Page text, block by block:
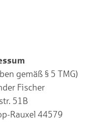
gemäß § 5 TMG)
Fischer
51B
Rauxel 44579